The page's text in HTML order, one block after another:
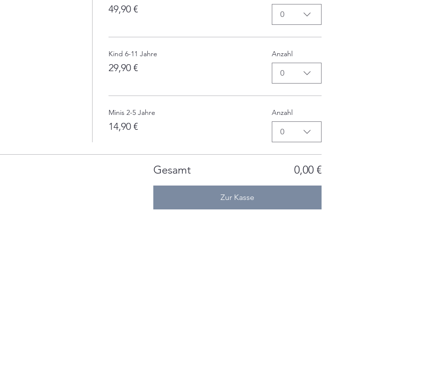
49,90 € 0
Kind 6-11 Jahre
29,90 €
Anzahl
0
Minis 2-5 Jahre
14,90 €
Anzahl
0
Gesamt 0,00 €
Zur Kasse